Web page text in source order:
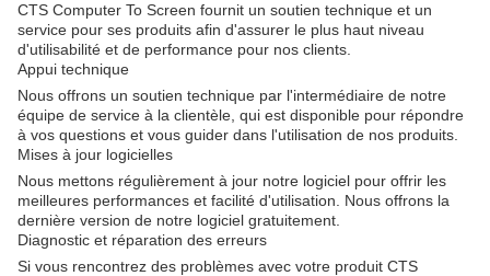
CTS Computer To Screen fournit un soutien technique et un
service pour ses produits afin d'assurer le plus haut niveau
d'utilisabilité et de performance pour nos clients.
Appui technique
Nous offrons un soutien technique par l'intermédiaire de notre
équipe de service à la clientèle, qui est disponible pour répondre
à vos questions et vous guider dans l'utilisation de nos produits.
Mises à jour logicielles
Nous mettons régulièrement à jour notre logiciel pour offrir les
meilleures performances et facilité d'utilisation. Nous offrons la
dernière version de notre logiciel gratuitement.
Diagnostic et réparation des erreurs
Si vous rencontrez des problèmes avec votre produit CTS